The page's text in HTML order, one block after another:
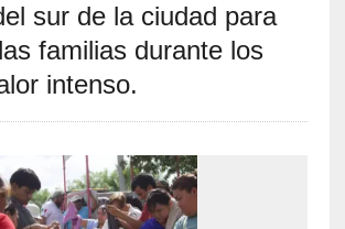
sur de la ciudad para
familias durante los
intenso.